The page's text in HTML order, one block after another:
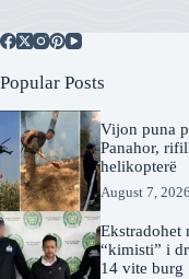
Popular Posts
Vijon puna
Panahor,
helikopterë
August 7, 2026
Ekstradohet
“kimisti” i
14 vite burg